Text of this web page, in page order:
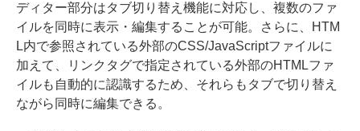
ディター部分はタブ切り替え機能に対応し、複数のファ
イルを同時に表示・編集することが可能。さらに、HTM
L内で参照されている外部のCSS/JavaScriptファイルに
加えて、リンクタグで指定されている外部のHTMLファ
イルも自動的に認識するため、それらもタブで切り替え
ながら同時に編集できる。